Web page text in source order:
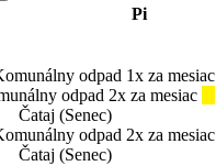
Pi
odpad 1x za mesiac
odpad 2x za mesiac
Čataj (Senec)
odpad 2x za mesiac
Čataj (Senec)